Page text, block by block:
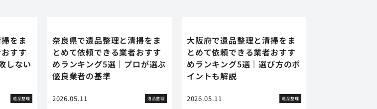
をま
すす
しない
遺品整理
奈良県で遺品整理と清掃をま
とめて依頼できる業者おすす
めランキング5選｜プロが選ぶ
優良業者の基準
2026.05.11 遺品整理
大阪府で遺品整理と清掃をま
とめて依頼できる業者おすす
めランキング5選｜選び方のポ
イントも解説
2026.05.11 遺品整理